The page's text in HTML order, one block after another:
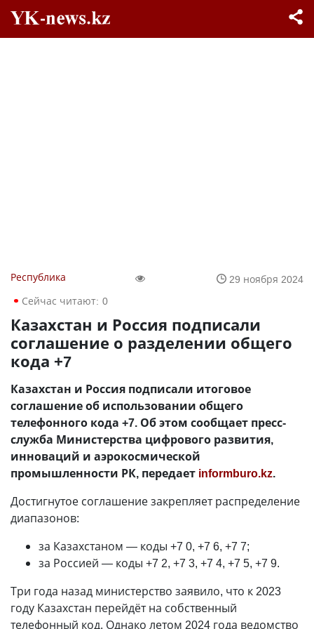
Республика
29 ноября 2024
Сейчас читают: 0
Казахстан и Россия подписали
соглашение о разделении общего
кода +7
Казахстан и Россия подписали итоговое
соглашение об использовании общего
телефонного кода +7. Об этом сообщает пресс-
служба Министерства цифрового развития,
инноваций и аэрокосмической
промышленности РК, передает informburo.kz.
Достигнутое соглашение закрепляет распределение
диапазонов:
за Казахстаном — коды +7 0, +7 6, +7 7;
за Россией — коды +7 2, +7 3, +7 4, +7 5, +7 9.
Три года назад министерство заявило, что к 2023
году Казахстан перейдёт на собственный
телефонный код. Однако летом 2024 года ведомство